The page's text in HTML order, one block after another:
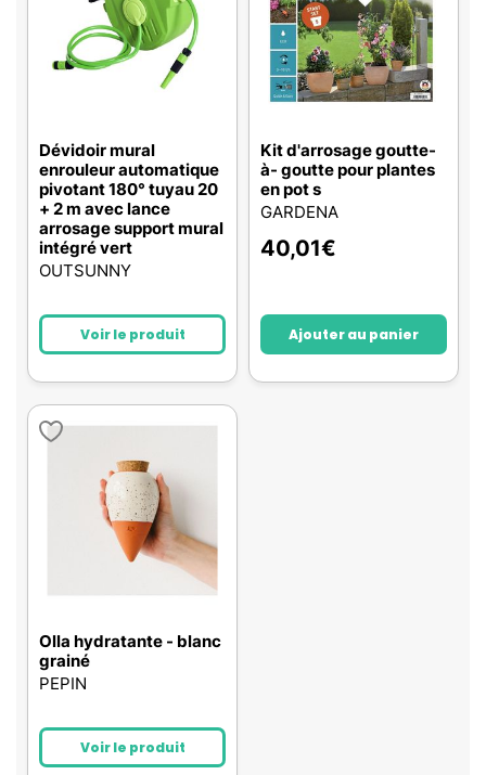
Dévidoir mural
enrouleur automatique
pivotant 180° tuyau 20
+ 2 m avec lance
arrosage support mural
intégré vert
OUTSUNNY
Voir le produit
Kit d'arrosage goutte-
à- goutte pour plantes
en pot s
GARDENA
40,01€
Ajouter au panier
Olla hydratante - blanc
grainé
PEPIN
Voir le produit